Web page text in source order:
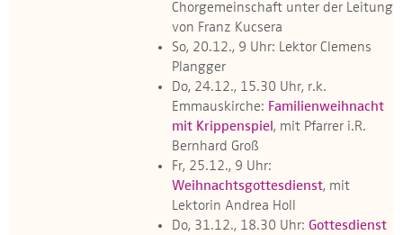
Chorgemeinschaft unter der Leitung
von Franz Kucsera
So, 20.12., 9 Uhr: Lektor Clemens
Plangger
Do, 24.12., 15.30 Uhr, r.k.
Emmauskirche: Familienweihnacht
mit Krippenspiel , mit Pfarrer i.R.
Bernhard Groß
Fr, 25.12., 9 Uhr:
Weihnachtsgottesdienst, mit
Lektorin Andrea Holl
Do, 31.12., 18.30 Uhr: Gottesdienst